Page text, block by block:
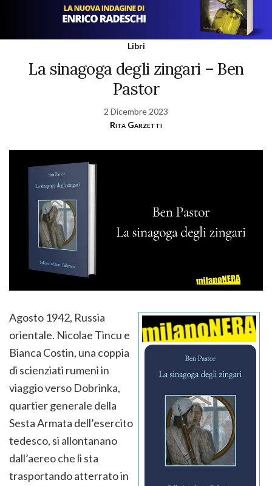
Libri
La sinagoga degli zingari – Ben
Pastor
2 Dicembre 2023
Rita Garzetti
Agosto 1942, Russia
orientale. Nicolae Tincu e
Bianca Costin, una coppia
di scienziati rumeni in
viaggio verso Dobrinka,
quartier generale della
Sesta Armata dell’esercito
tedesco, si allontanano
dall’aereo che li sta
trasportando atterrato in